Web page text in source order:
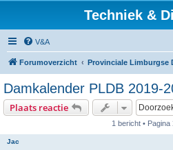
Techniek &
V&A
Forumoverzicht Provinciale Limburgse
Damkalender PLDB 2019-
Plaats reactie
1 bericht • Pagina
Jac